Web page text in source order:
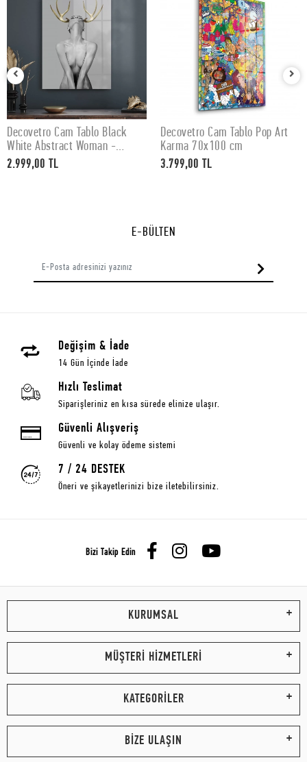
SEPETE EKLE
Decovetro Cam Tablo Black
White Abstract Woman -
50x70 cm
2.999,00 TL
SEPETE EKLE
Decovetro Cam Tablo Pop Art
Karma 70x100 cm
3.799,00 TL
E-BÜLTEN
Değişim & İade
14 Gün İçinde İade
Hızlı Teslimat
Siparişleriniz en kısa sürede elinize ulaşır.
Güvenli Alışveriş
Güvenli ve kolay ödeme sistemi
7 / 24 DESTEK
Öneri ve şikayetlerinizi bize iletebilirsiniz.
Bizi Takip Edin
KURUMSAL
MÜŞTERİ HİZMETLERİ
KATEGORİLER
BİZE ULAŞIN